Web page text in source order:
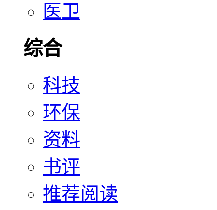
医卫
综合
科技
环保
资料
书评
推荐阅读